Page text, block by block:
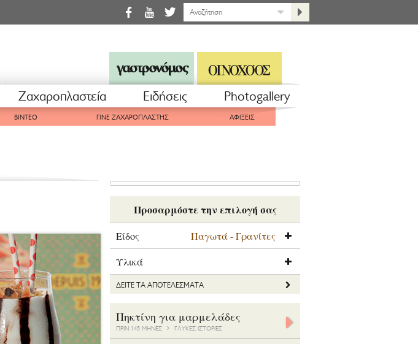
Ζαχαροπλαστεία Eιδήσεις Photogallery
ΒΙΝΤΕΟ ΓΙΝΕ ΖΑΧΑΡΟΠΛΑΣΤΗΣ ΑΦΙΞΕΙΣ
Προσαρμόστε την επιλογή σας
Είδος
Παγωτά - Γρανίτες
Υλικά
ΔΕΙΤΕ ΤΑ ΑΠΟΤΕΛΕΣΜΑΤΑ
Πηκτίνη για μαρμελάδες
ΠΡΙΝ 145 ΜΗΝΕΣ ΓΛΥΚΕΣ ΙΣΤΟΡΙΕΣ